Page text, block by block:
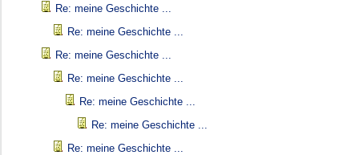
Re: meine Geschichte ...
Re: meine Geschichte ...
Re: meine Geschichte ...
Re: meine Geschichte ...
Re: meine Geschichte ...
Re: meine Geschichte ...
Re: meine Geschichte ...